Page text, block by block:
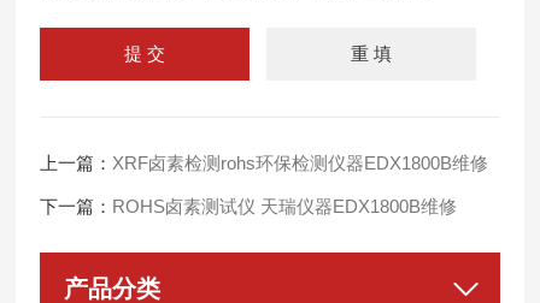
上一篇： XRF卤素检测rohs环保检测仪器EDX1800B维修
下一篇： ROHS卤素测试仪 天瑞仪器EDX1800B维修
产品分类